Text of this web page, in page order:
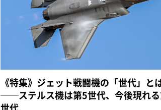
《特集》ジェット戦闘機の「世代」と
──ステルス機は第5世代、今後現れ